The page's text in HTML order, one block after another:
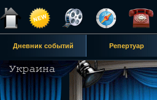
Дневник событий Репертуар